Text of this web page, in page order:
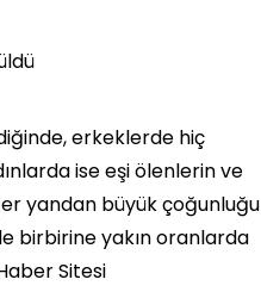
erkeklerde hiç
ise eşi ölenlerin ve
yandan büyük çoğunluğu
birbirine yakın oranlarda
Sitesi